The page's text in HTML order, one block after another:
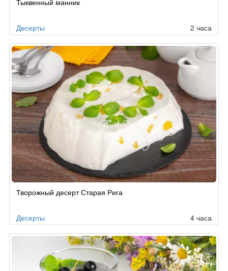
по
Десерты 2 часа
Творожный десерт Старая Рига
Десерты 4 часа